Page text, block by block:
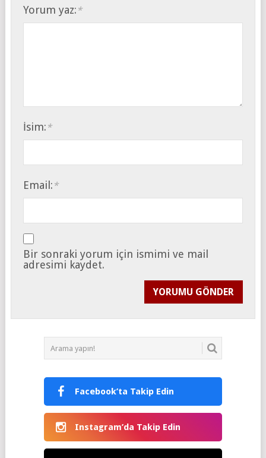
Yorum yaz: *
İsim: *
Email: *
Bir sonraki yorum için ismimi ve mail
adresimi kaydet.
Facebook’ta Takip Edin
Instagram’da Takip Edin